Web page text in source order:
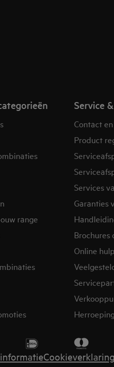
range
Service
Contact
Product
Services
Garanties
Brochures
Online hulp
Herroeping
Cookieverklaring